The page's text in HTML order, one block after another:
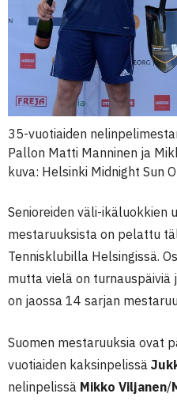
35-vuotiaiden
Pallon Matti Manninen ja
kuva: Helsinki Midnight Sun
Senioreiden väli-ikäluokkien
mestaruuksista on pelattu
Tennisklubilla Helsingissä.
mutta vielä on turnauspäiviä
on jaossa 14 sarjan
Suomen mestaruuksia ovat
vuotiaiden kaksinpelissä
nelinpelissä Mikko Viljanen/